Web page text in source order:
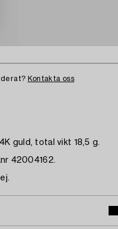
Kontakta oss
guld, total vikt 18,5 g.
42004162.